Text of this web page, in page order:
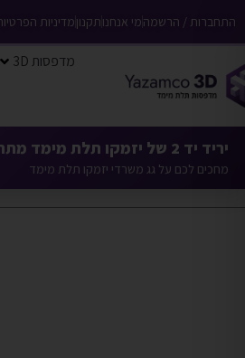
התחברות / הרשמהמי אנחנותקנוןמדיניות
מדפסות 3D
יריד יד 2 של יזמקו תלת מימד מתחיל עכשיו
מחכים לכם על גג משרדי יזמקו תלת מימד